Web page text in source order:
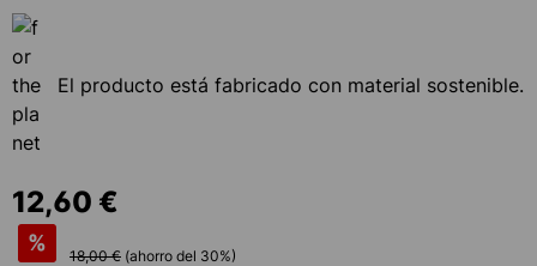
El producto está fabricado con material sostenible.
12,60 €
%
18,00 € (ahorro del 30%)